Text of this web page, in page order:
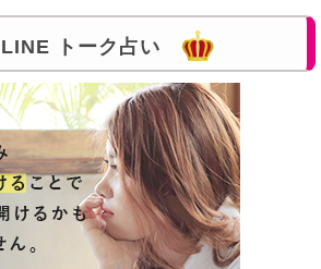
LINE トーク占い